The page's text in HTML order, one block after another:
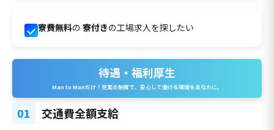
寮費無料の 寮付きの工場求人を探したい
待遇・福利厚生
Man to Manだけ！充実の制度で、安心して働ける環境をあなたに。
01 交通費全額支給